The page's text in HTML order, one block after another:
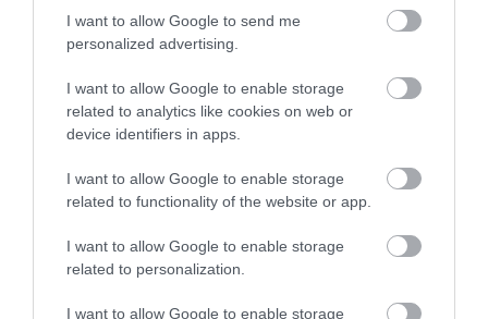
I want to allow Google to send me
personalized advertising.
I want to allow Google to enable storage
related to analytics like cookies on web or
device identifiers in apps.
I want to allow Google to enable storage
related to functionality of the website or app.
I want to allow Google to enable storage
related to personalization.
I want to allow Google to enable storage
Ezt is figyelmedbe ajánljuk: Létszámkorlátozást
vezettek be a legnépszerűbb görög műemléknél
Párosztól nyugatra található egy másik, aprócska
elsősorban fürdeni és barlangászni érkeznek ide a
turisták. Az itt található Antipárosz-barlang pedig
mindenképpen megér egy félnapos kirándulást.
Nyitókép: Unsplash